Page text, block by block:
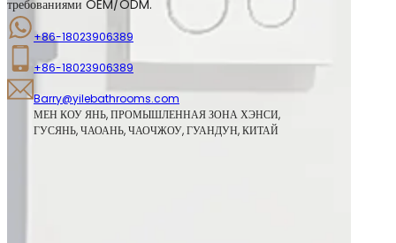
требованиями OEM/ODM.
+86-18023906389
+86-18023906389
Barry@yilebathrooms.com
МЕН КОУ ЯНЬ, ПРОМЫШЛЕННАЯ ЗОНА ХЭНСИ,
ГУСЯНЬ, ЧАОАНЬ, ЧАОЧЖОУ, ГУАНДУН, КИТАЙ